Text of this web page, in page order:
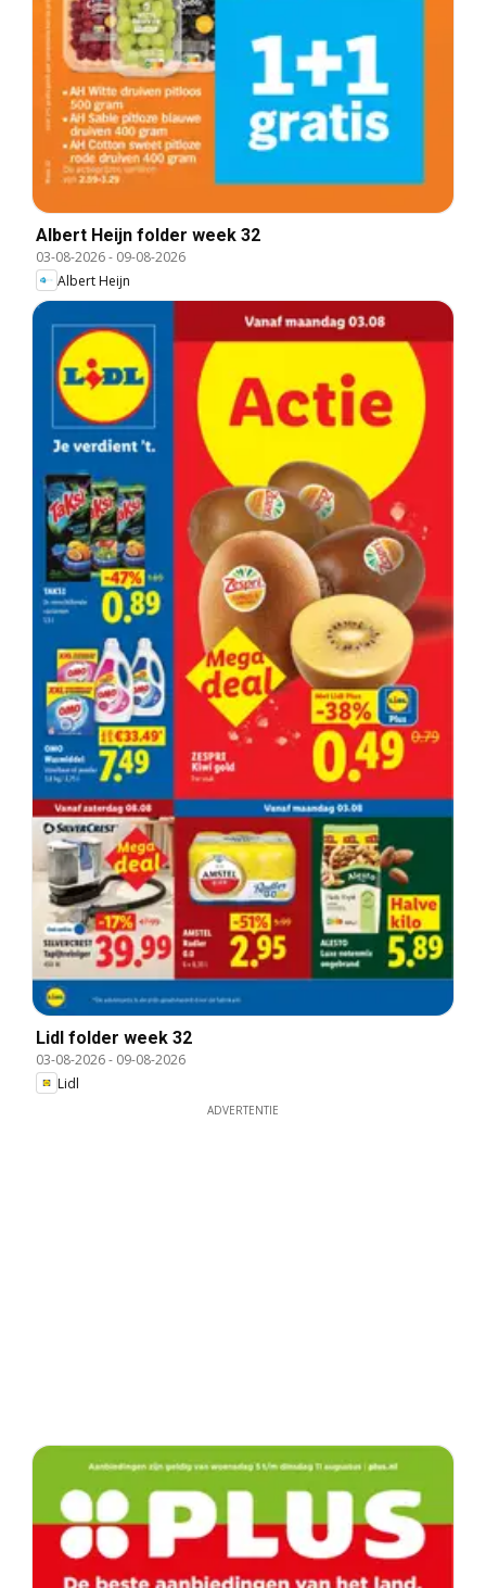
Albert Heijn folder week 32
03-08-2026- 09-08-2026
Albert Heijn
Lidl folder week 32
03-08-2026- 09-08-2026
Lidl
ADVERTENTIE